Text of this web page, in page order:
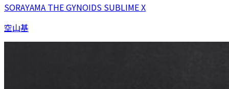
SORAYAMA THE GYNOIDS SUBLIME X
空山基